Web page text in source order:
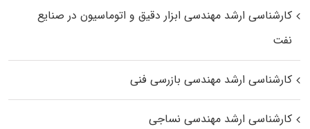
کارشناسی ارشد مهندسی ابزار دقیق و اتوماسیون در صنایع
نفت
کارشناسی ارشد مهندسی بازرسی فنی
کارشناسی ارشد مهندسی نساجی